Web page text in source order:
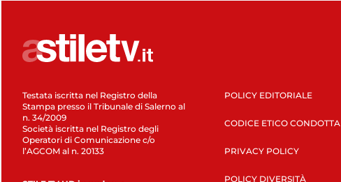
Testata iscritta nel Registro della
Stampa presso il Tribunale di Salerno al
n. 34/2009
Società iscritta nel Registro degli
Operatori di Comunicazione c/o
l’AGCOM al n. 20133
POLICY EDITORIALE
CODICE ETICO CONDOTTA
PRIVACY POLICY
POLICY DIVERSITÀ